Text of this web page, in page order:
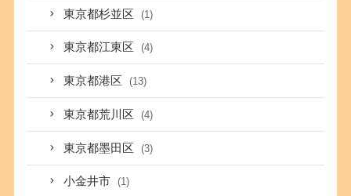
東京都杉並区 (1)
東京都江東区 (4)
東京都港区 (13)
東京都荒川区 (4)
東京都墨田区 (3)
小金井市 (1)